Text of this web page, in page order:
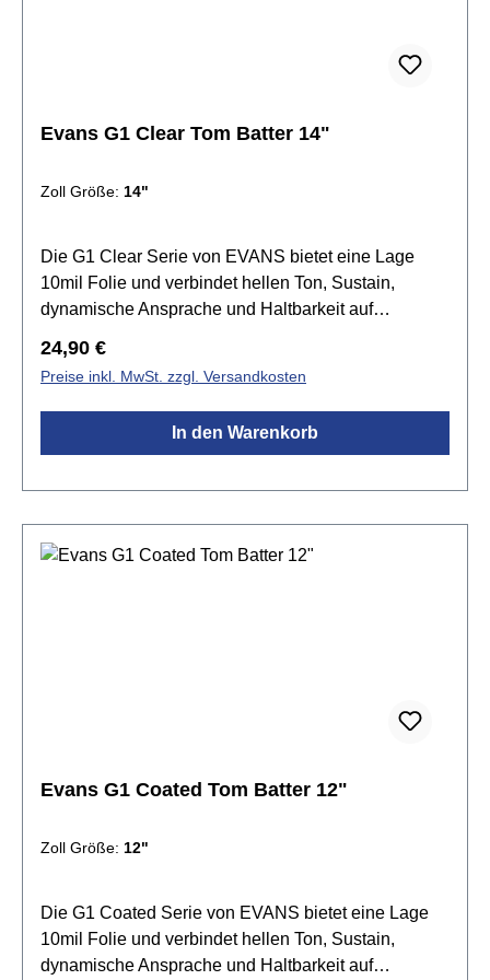
Evans G1 Clear Tom Batter 14"
Zoll Größe: 14"
Die G1 Clear Serie von EVANS bietet eine Lage
10mil Folie und verbindet hellen Ton, Sustain,
dynamische Ansprache und Haltbarkeit auf
Standard für einen offenen und ausdrucksvollen
Sound. Tief gestimmt produziert sie einen grollenden
Rumble, der den natürlichen Sound des Kessels
betont.Spezifikationen:Größe:
ausdrucksstarker Klangvielseitig einsetzbar Level
Regulärer Preis:
24,90 €
Preise inkl. MwSt. zzgl. Versandkosten
In den Warenkorb
Evans G1 Coated Tom Batter 12"
Zoll Größe: 12"
Die G1 Coated Serie von EVANS bietet eine Lage
10mil Folie und verbindet hellen Ton, Sustain,
dynamische Ansprache und Haltbarkeit auf